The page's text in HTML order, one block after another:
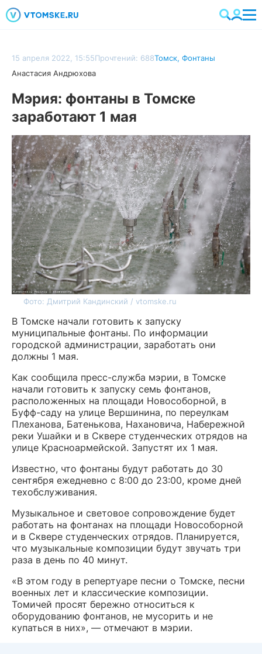
15 апреля 2022, 15:55Прочтений: 688Томск, Фонтаны
Анастасия Андрюхова
Мэрия: фонтаны в Томске
заработают 1 мая
Фото: Дмитрий Кандинский / vtomske.ru
В Томске начали готовить к запуску
муниципальные фонтаны. По информации
городской администрации, заработать они
должны 1 мая.
Как сообщила пресс-служба мэрии, в Томске
начали готовить к запуску семь фонтанов,
расположенных на площади Новособорной, в
Буфф-саду на улице Вершинина, по переулкам
Плеханова, Батенькова, Нахановича, Набережной
реки Ушайки и в Сквере студенческих отрядов на
улице Красноармейской. Запустят их 1 мая.
Известно, что фонтаны будут работать до 30
сентября ежедневно с 8:00 до 23:00, кроме дней
техобслуживания.
Музыкальное и световое сопровождение будет
работать на фонтанах на площади Новособорной
и в Сквере студенческих отрядов. Планируется,
что музыкальные композиции будут звучать три
раза в день по 40 минут.
«В этом году в репертуаре песни о Томске, песни
военных лет и классические композиции.
Томичей просят бережно относиться к
оборудованию фонтанов, не мусорить и не
купаться в них», — отмечают в мэрии.